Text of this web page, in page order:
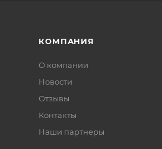
КОМПАНИЯ
О компании
Новости
Отзывы
Контакты
Наши партнеры